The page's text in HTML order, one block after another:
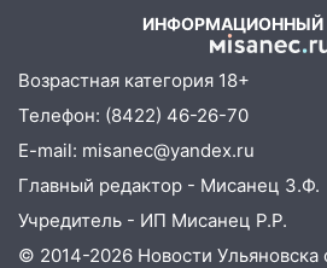
Ульяновская
Валерия Клейменова
золота в составе
11:16 В Ульяновске
доску декабристу
10:40 В Ульяновске
нашли потерявшегося в
садах 79-летнего
ИНФОРМАЦИОННЫЙ
Возрастная категория 18+
Телефон: (8422) 46-26-70
E-mail: misanec@yandex.ru
Главный редактор - Мисанец З.Ф.
Учредитель - ИП Мисанец Р.Р.
© 2014-2026 Новости Ульяновска